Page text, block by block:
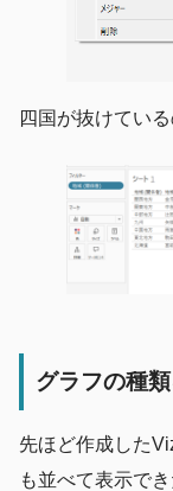
四国が抜けてい
グラフの種
先ほど作成した
も並べて表示で